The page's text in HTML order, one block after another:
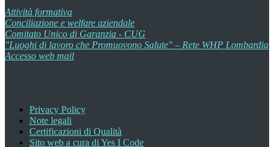
Attività formativa
Conciliazione e welfare aziendale
Comitato Unico di Garanzia - CUG
"Luoghi di lavoro che Promuovono Salute" – Rete WHP Lombardia
Accesso web mail
Privacy Policy
Note legali
Certificazioni di Qualità
Sito web a cura di Yes I Code